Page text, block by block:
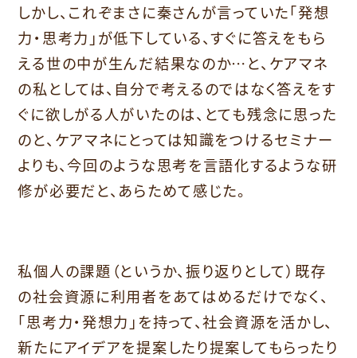
しかし、これぞまさに秦さんが言っていた「発想
力・思考力」が低下している、すぐに答えをもら
える世の中が生んだ結果なのか…と、 ケアマネ
の私としては、 自分で考えるのではなく答えをす
ぐに欲しがる人がいたのは、 とても残念に思った
のと、 ケアマネにとっては知識をつけるセミナー
よりも、今回のような思考を言語化するような研
修が必要だと、 あらためて感じた。
私個人の課題（というか、振り返りとして） 既存
の社会資源に利用者をあてはめるだけでなく、
「思考力・発想力」を持って、社会資源を活かし、
新たにアイデアを提案したり提案してもらったり